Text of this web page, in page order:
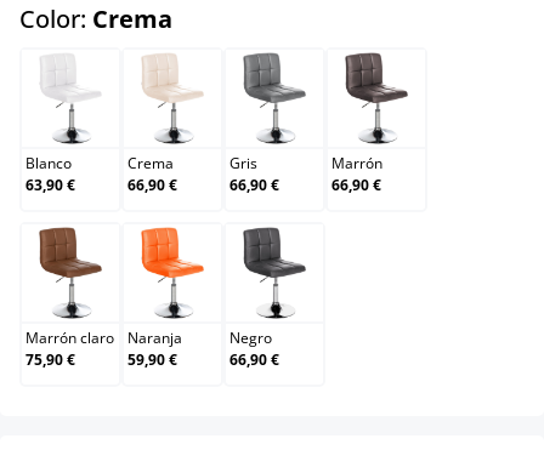
Color: Crema
Blanco
Blanco
63,90 €
Crema
Crema
66,90 €
Gris
Gris
66,90 €
Marrón
Marrón
66,90 €
Marrón claro
Marrón claro
75,90 €
Naranja
Naranja
59,90 €
Negro
Negro
66,90 €